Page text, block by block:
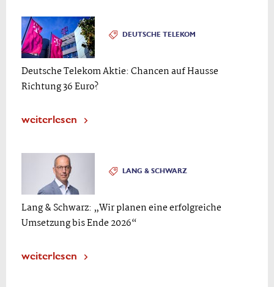
DEUTSCHE TELEKOM
Deutsche Telekom Aktie: Chancen auf Hausse
Richtung 36 Euro?
weiterlesen
LANG & SCHWARZ
Lang & Schwarz: „Wir planen eine erfolgreiche
Umsetzung bis Ende 2026“
weiterlesen